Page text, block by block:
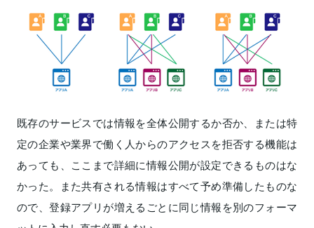
既存のサービスでは情報を全体公開するか否か、または特
定の企業や業界で働く人からのアクセスを拒否する機能は
あっても、ここまで詳細に情報公開が設定できるものはな
かった。また共有される情報はすべて予め準備したものな
ので、登録アプリが増えるごとに同じ情報を別のフォーマ